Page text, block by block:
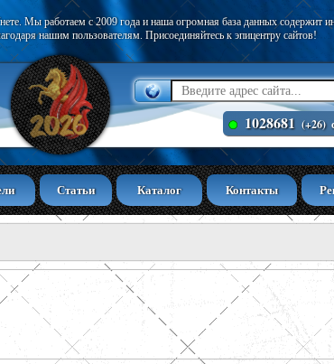
Мы работаем с 2009 года и наша огромная база данных содержит
нашим пользователям. Присоединяйтесь к эпицентру сайтов!
1028681 (+26)
Статьи Каталог Контакты